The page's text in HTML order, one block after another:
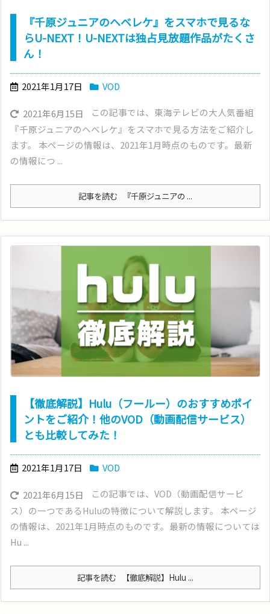
『千原ジュニアのヘベレケ』をスマホで見るな
らU-NEXT！U-NEXTは独占見放題作品がたくさ
ん！
2021年1月17日 VOD
2021年6月15日
この記事では、東海テレビの大人気番組
『千原ジュニアのヘベレケ』をスマホで見る方法をご紹介し
ます。 本ページの情報は、2021年1月時点のものです。最新
の情報につ ...
記事を読む 『千原ジュニアの ...
【徹底解説】Hulu（フールー）のおすすめポイ
ントをご紹介！他のVOD（動画配信サービス）
とも比較してみた！
2021年1月17日 VOD
2021年6月15日
この記事では、VOD（動画配信サービ
ス）の一つであるHuluの特徴について解説します。 本ページ
の情報は、2021年1月時点のものです。最新の情報については
Hu ...
記事を読む 【徹底解説】Hulu ...